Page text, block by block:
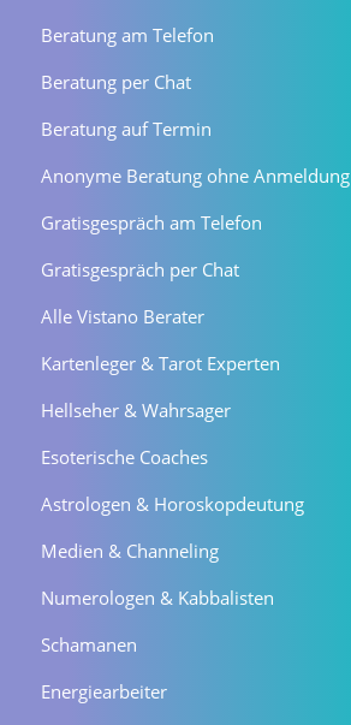
Beratung am Telefon
Beratung per Chat
Beratung auf Termin
Anonyme Beratung ohne Anmeldung
Gratisgespräch am Telefon
Gratisgespräch per Chat
Alle Vistano Berater
Kartenleger & Tarot Experten
Hellseher & Wahrsager
Esoterische Coaches
Astrologen & Horoskopdeutung
Medien & Channeling
Numerologen & Kabbalisten
Schamanen
Energiearbeiter